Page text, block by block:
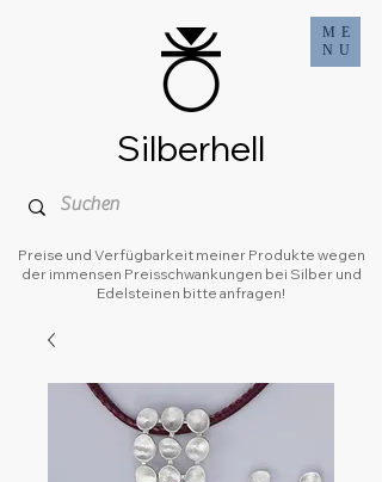
ME
NU
Preise und Verfügbarkeit meiner Produkte wegen
der immensen Preisschwankungen bei Silber und
Edelsteinen bitte anfragen!
Silberhell